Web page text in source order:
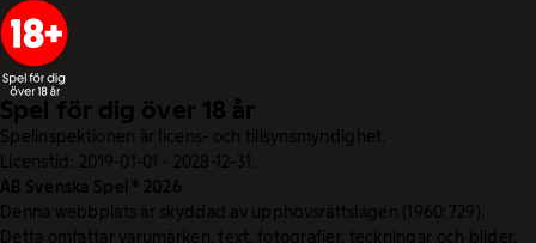
Spel för dig över 18 år
Spelinspektionen är licens- och tillsynsmyndighet.
Licenstid: 2019-01-01 - 2028-12-31.
AB Svenska Spel © 2026
Denna webbplats är skyddad av upphovsrättslagen (1960:729).
Detta omfattar varumärken, text, fotografier, teckningar och bilder.